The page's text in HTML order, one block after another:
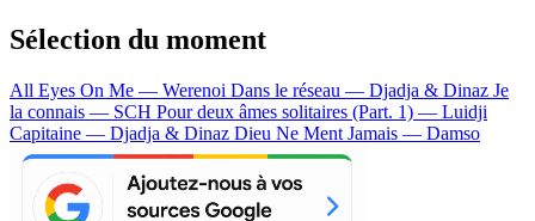
Sélection du moment
All Eyes On Me — Werenoi Dans le réseau — Djadja & Dinaz Je
la connais — SCH Pour deux âmes solitaires (Part. 1) — Luidji
Capitaine — Djadja & Dinaz Dieu Ne Ment Jamais — Damso